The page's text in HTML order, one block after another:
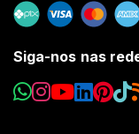
Siga-nos nas